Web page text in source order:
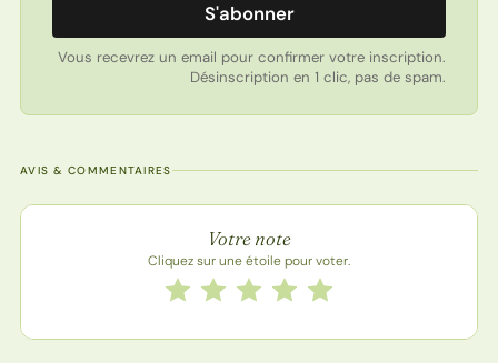
S'abonner
Vous recevrez un email pour confirmer votre inscription.
Désinscription en 1 clic, pas de spam.
AVIS & COMMENTAIRES
Note de la recette
Votre note
Cliquez sur une étoile pour voter.
Notez cette recette de 1 à 5 étoiles
5 étoiles
4 étoiles
3 étoiles
2 étoiles
1 étoile